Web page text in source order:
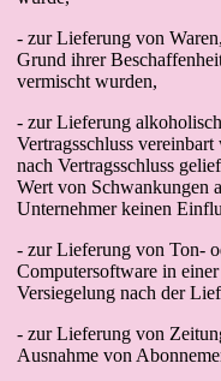
- zur Lieferung von
Grund ihrer
vermischt wurden,
- zur Lieferung
Vertragsschluss
nach Vertragsschluss
Wert von Schwankungen
Unternehmer keinen
- zur Lieferung von Ton-
Computersoftware in
Versiegelung nach der
- zur Lieferung von
Ausnahme von